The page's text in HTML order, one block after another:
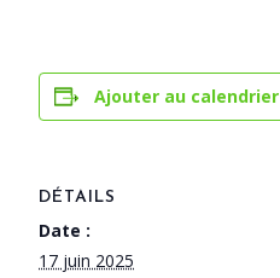
Ajouter au calendrier
DÉTAILS
Date :
17 juin 2025